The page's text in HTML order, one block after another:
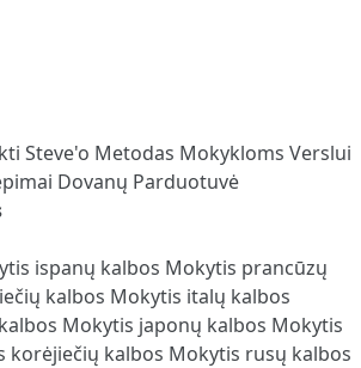
Steve'o Metodas Mokykloms Verslui
Dovanų Parduotuvė
ispanų kalbos Mokytis prancūzų
kalbos Mokytis italų kalbos
Mokytis japonų kalbos Mokytis
korėjiečių kalbos Mokytis rusų kalbos